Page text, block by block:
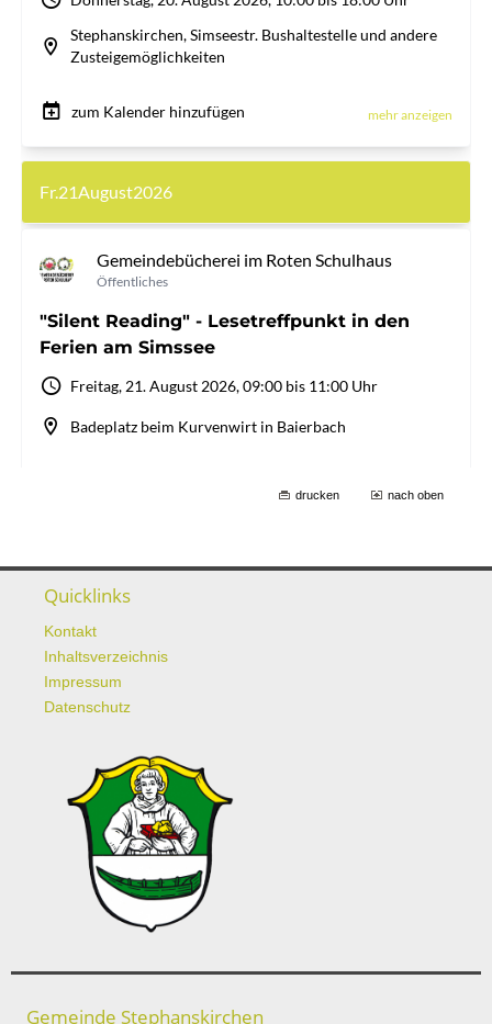
drucken nach oben
Quicklinks
Kontakt
Inhaltsverzeichnis
Impressum
Datenschutz
Gemeinde Stephanskirchen